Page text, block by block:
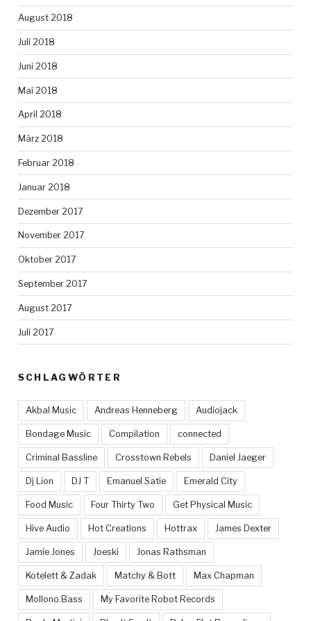
August 2018
Juli 2018
Juni 2018
Mai 2018
April 2018
März 2018
Februar 2018
Januar 2018
Dezember 2017
November 2017
Oktober 2017
September 2017
August 2017
Juli 2017
SCHLAGWÖRTER
Akbal Music Andreas Henneberg Audiojack
Bondage Music Compilation connected
Criminal Bassline Crosstown Rebels Daniel Jaeger
Dj Lion DJ T Emanuel Satie Emerald City
Food Music Four Thirty Two Get Physical Music
Hive Audio Hot Creations Hottrax James Dexter
Jamie Jones Joeski Jonas Rathsman
Kotelett & Zadak Matchy & Bott Max Chapman
Mollono.Bass My Favorite Robot Records